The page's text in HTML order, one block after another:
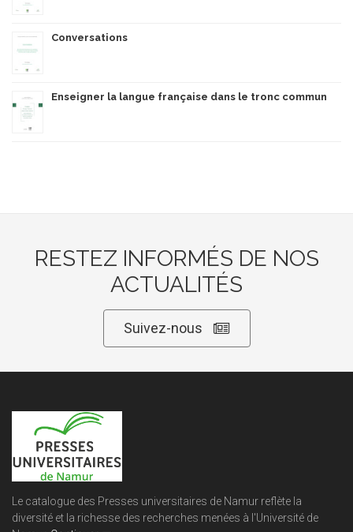
Conversations
Enseigner la langue française dans le tronc commun
RESTEZ INFORMÉS DE NOS
ACTUALITÉS
Suivez-nous
Le catalogue des Presses universitaires de Namur reflète la
diversité et la richesse des recherches menées à l'Université de